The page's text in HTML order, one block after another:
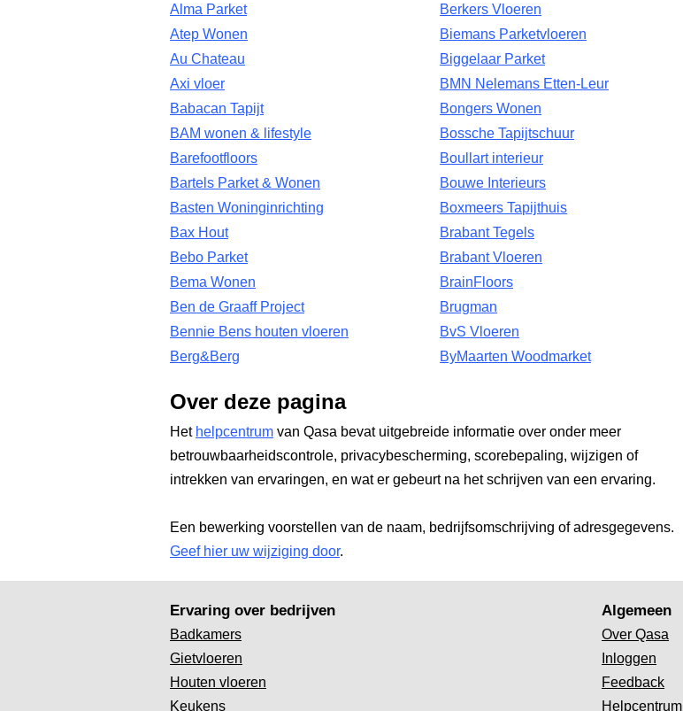
Alma Parket
Atep Wonen
Au Chateau
Axi vloer
Babacan Tapijt
BAM wonen & lifestyle
Barefootfloors
Bartels Parket & Wonen
Basten Woninginrichting
Bax Hout
Bebo Parket
Bema Wonen
Ben de Graaff Project
Bennie Bens houten vloeren
Berg&Berg
Berkers Vloeren
Biemans Parketvloeren
Biggelaar Parket
BMN Nelemans Etten-Leur
Bongers Wonen
Bossche Tapijtschuur
Boullart interieur
Bouwe Interieurs
Boxmeers Tapijthuis
Brabant Tegels
Brabant Vloeren
BrainFloors
Brugman
BvS Vloeren
ByMaarten Woodmarket
Over deze pagina
Het helpcentrum van Qasa bevat uitgebreide informatie over onder meer
betrouwbaarheidscontrole, privacybescherming, scorebepaling, wijzigen of
intrekken van ervaringen, en wat er gebeurt na het schrijven van een ervaring.
Een bewerking voorstellen van de naam, bedrijfsomschrijving of adresgegevens.
Geef hier uw wijziging door.
Ervaring over bedrijven
Badkamers
Gietvloeren
Houten vloeren
Keukens
Algemeen
Over Qasa
Inloggen
Feedback
Helpcentrum